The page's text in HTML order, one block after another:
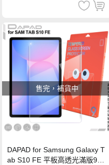
售完，補貨中
DAPAD for Samsung Galaxy T
ab S10 FE 平板高透光滿版9H